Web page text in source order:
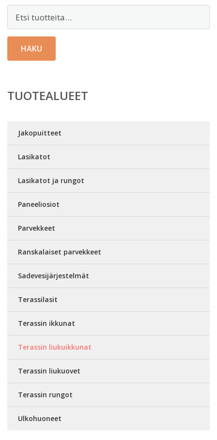
HAKU
TUOTEALUEET
Jakopuitteet
Lasikatot
Lasikatot ja rungot
Paneeliosiot
Parvekkeet
Ranskalaiset parvekkeet
Sadevesijärjestelmät
Terassilasit
Terassin ikkunat
Terassin liukuikkunat
Terassin liukuovet
Terassin rungot
Ulkohuoneet